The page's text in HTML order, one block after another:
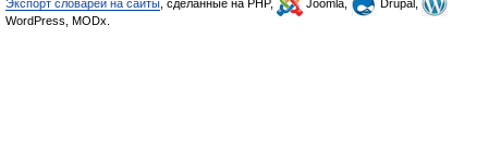
Экспорт словарей на сайты , сделанные на PHP, Joomla,
Drupal,
WordPress, MODx.